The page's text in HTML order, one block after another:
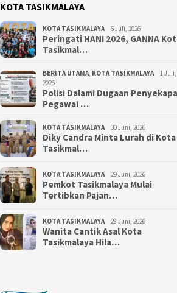
KOTA TASIKMALAYA
KOTA TASIKMALAYA 6 Juli, 2026
Peringati HANI 2026, GANNA
Tasikmal…
BERITA UTAMA, KOTA TASIKMALAYA
1 Juli,
2026
Polisi Dalami Dugaan
Pegawai …
KOTA TASIKMALAYA 30 Juni, 2026
Diky Candra Minta Lurah di Kota
Tasikmal…
KOTA TASIKMALAYA 29 Juni, 2026
Pemkot Tasikmalaya Mulai
Tertibkan Pajan…
KOTA TASIKMALAYA 28 Juni, 2026
Wanita Cantik Asal Kota
Tasikmalaya Hila…